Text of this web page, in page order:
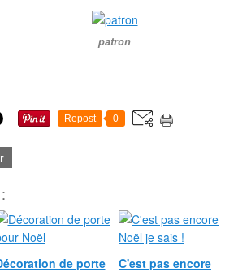
patron
Repost 0
de porte
C'est pas encore